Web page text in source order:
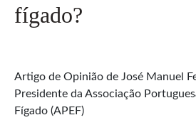
fígado?
Artigo de Opinião de José Manuel
Presidente da Associação
Fígado (APEF)